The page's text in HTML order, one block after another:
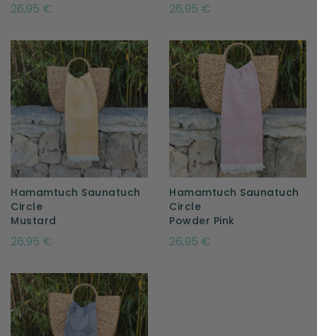
26,95 € 26,95 €
Hamamtuch Saunatuch
Circle
Mustard
26,95 €
Hamamtuch Saunatuch
Circle
Powder Pink
26,95 €